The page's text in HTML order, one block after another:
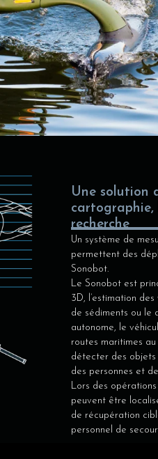
Une solution
cartographie,
recherche
Un système de
permettent des
Sonobot.
Le Sonobot est
3D, l’estimation
de sédiments ou le
autonome, le
routes maritimes
détecter des objets
des personnes et
Lors des
peuvent être
de récupération
personnel de